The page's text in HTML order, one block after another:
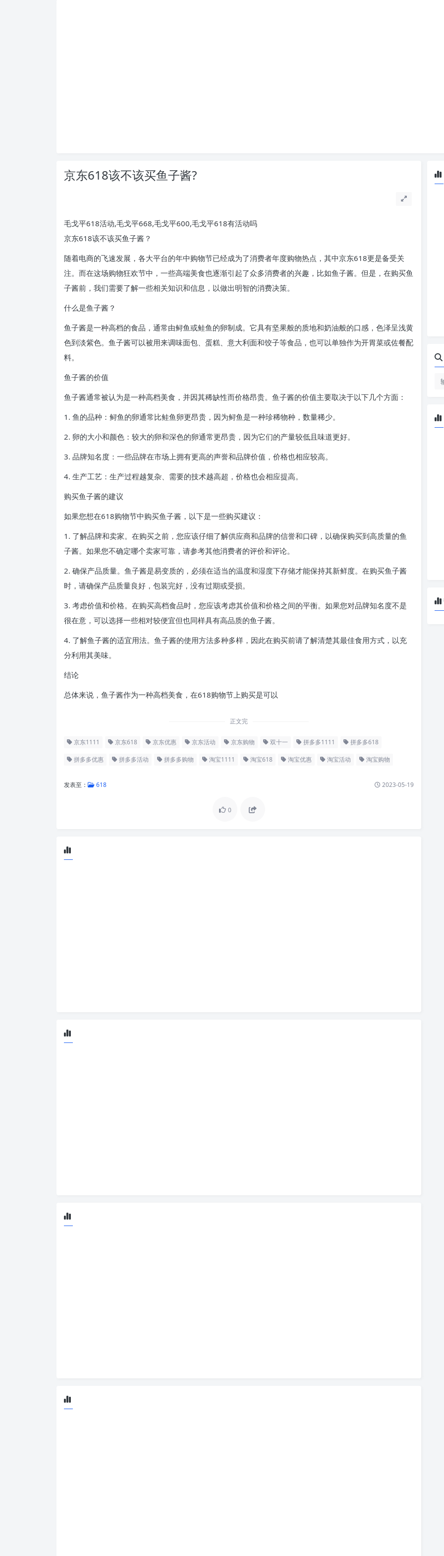
京东618该不该买鱼子酱?
毛戈平618活动,毛戈平668,毛戈平600,毛戈平618有活动吗
京东618该不该买鱼子酱？
随着电商的飞速发展，各大平台的年中购物节已经成为了消费者年度购物热点，其中京东618更是备受关
注。而在这场购物狂欢节中，一些高端美食也逐渐引起了众多消费者的兴趣，比如鱼子酱。但是，在购买鱼
子酱前，我们需要了解一些相关知识和信息，以做出明智的消费决策。
什么是鱼子酱？
鱼子酱是一种高档的食品，通常由鲟鱼或鲑鱼的卵制成。它具有坚果般的质地和奶油般的口感，色泽呈浅黄
色到淡紫色。鱼子酱可以被用来调味面包、蛋糕、意大利面和饺子等食品，也可以单独作为开胃菜或佐餐配
料。
鱼子酱的价值
鱼子酱通常被认为是一种高档美食，并因其稀缺性而价格昂贵。鱼子酱的价值主要取决于以下几个方面：
1. 鱼的品种：鲟鱼的卵通常比鲑鱼卵更昂贵，因为鲟鱼是一种珍稀物种，数量稀少。
2. 卵的大小和颜色：较大的卵和深色的卵通常更昂贵，因为它们的产量较低且味道更好。
3. 品牌知名度：一些品牌在市场上拥有更高的声誉和品牌价值，价格也相应较高。
4. 生产工艺：生产过程越复杂、需要的技术越高超，价格也会相应提高。
购买鱼子酱的建议
如果您想在618购物节中购买鱼子酱，以下是一些购买建议：
1. 了解品牌和卖家。在购买之前，您应该仔细了解供应商和品牌的信誉和口碑，以确保购买到高质量的鱼
子酱。如果您不确定哪个卖家可靠，请参考其他消费者的评价和评论。
2. 确保产品质量。鱼子酱是易变质的，必须在适当的温度和湿度下存储才能保持其新鲜度。在购买鱼子酱
时，请确保产品质量良好，包装完好，没有过期或受损。
3. 考虑价值和价格。在购买高档食品时，您应该考虑其价值和价格之间的平衡。如果您对品牌知名度不是
很在意，可以选择一些相对较便宜但也同样具有高品质的鱼子酱。
4. 了解鱼子酱的适宜用法。鱼子酱的使用方法多种多样，因此在购买前请了解清楚其最佳食用方式，以充
分利用其美味。
结论
总体来说，鱼子酱作为一种高档美食，在618购物节上购买是可以
正文完
京东1111 京东618 京东优惠 京东活动 京东购物 双十一 拼多多1111 拼多多618
拼多多优惠 拼多多活动 拼多多购物 淘宝1111 淘宝618 淘宝优惠 淘宝活动 淘宝购物
发表至： 618 2023-05-19
0